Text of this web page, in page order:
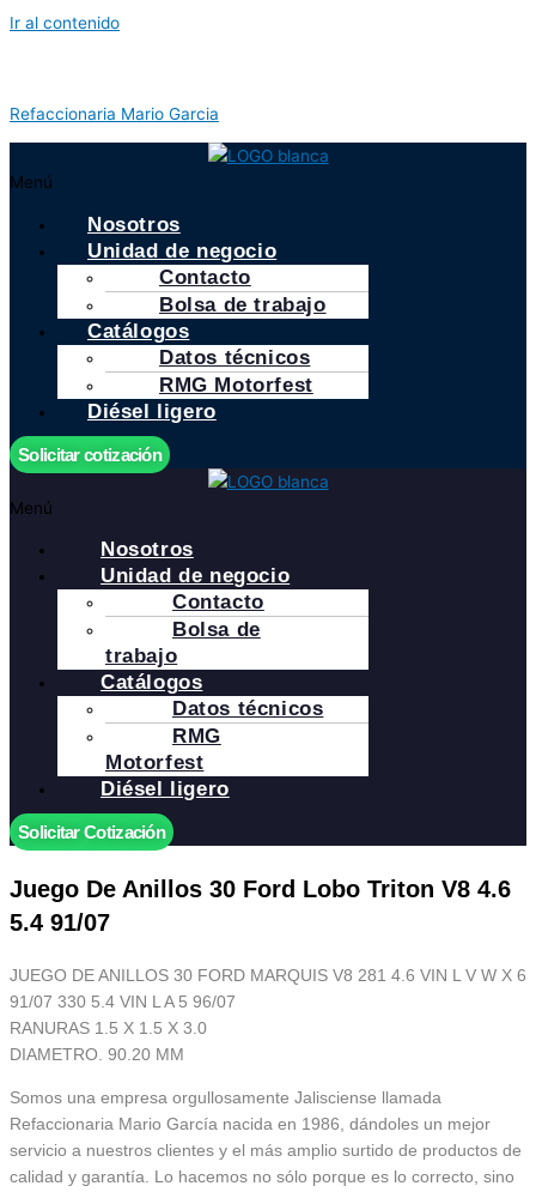
Ir al contenido
Refaccionaria Mario Garcia
Menú
Nosotros
Unidad de negocio
Contacto
Bolsa de trabajo
Catálogos
Datos técnicos
RMG Motorfest
Diésel ligero
Solicitar cotización
Menú
Nosotros
Unidad de negocio
Contacto
Bolsa de
trabajo
Catálogos
Datos técnicos
RMG
Motorfest
Diésel ligero
Solicitar Cotización
Juego De Anillos 30 Ford Lobo Triton V8 4.6
5.4 91/07
JUEGO DE ANILLOS 30 FORD MARQUIS V8 281 4.6 VIN L V W X 6
91/07 330 5.4 VIN L A 5 96/07
RANURAS 1.5 X 1.5 X 3.0
DIAMETRO. 90.20 MM
Somos una empresa orgullosamente Jalisciense llamada
Refaccionaria Mario García nacida en 1986, dándoles un mejor
servicio a nuestros clientes y el más amplio surtido de productos de
calidad y garantía. Lo hacemos no sólo porque es lo correcto, sino